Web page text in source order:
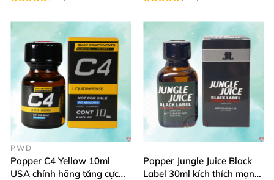
PWD
Popper C4 Yellow 10ml
USA chính hãng tăng cực
Popper Jungle Juice Black
Label 30ml kích thích mạnh